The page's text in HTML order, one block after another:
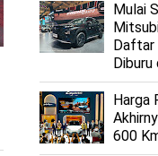
Mulai
Daftar
Harga
600